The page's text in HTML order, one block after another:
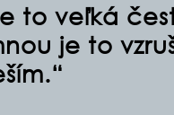
to veľká
je to
“